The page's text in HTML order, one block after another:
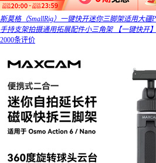
斯莫格（SmallRig）一键快开迷你三脚架适用大疆
手持支架拍摄通用拓展配件小三角架 【一键快开
2000条评价